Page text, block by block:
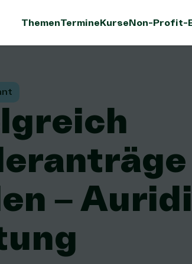
ThemenTermineKurseNon-Profit-
–